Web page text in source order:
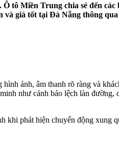
tô Miền Trung chia sẻ đến
và giá tốt tại Đà Nẵng thông
hình ảnh, âm thanh rõ ràng và
như cảnh báo lệch làn
khi phát hiện chuyển động